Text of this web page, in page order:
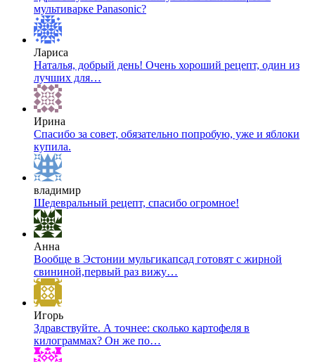
мультиварке Panasonic?
Лариса
Наталья, добрый день! Очень хороший рецепт, один из
лучших для…
Ирина
Спасибо за совет, обязательно попробую, уже и яблоки
купила.
владимир
Шедевральный рецепт, спасибо огромное!
Анна
Вообще в Эстонии мульгикапсад готовят с жирной
свининой,первый раз вижу…
Игорь
Здравствуйте. А точнее: сколько картофеля в
килограммах? Он же по…